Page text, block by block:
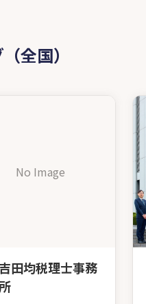
全国）
No Image
田均税理士事務